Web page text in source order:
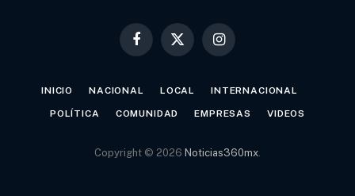
Facebook
X
Instagram
INICIO NACIONAL LOCAL INTERNACIONAL
POLÍTICA COMUNIDAD EMPRESAS VIDEOS
Copyright © 2026 Noticias360mx